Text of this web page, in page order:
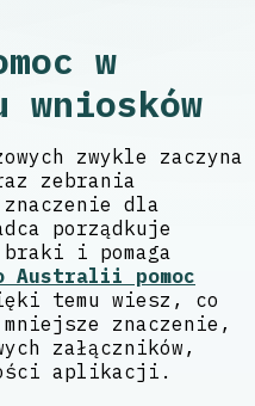
w
wniosków
zwykle zaczyna
zebrania
dla
porządkuje
braki i pomaga
Australii pomoc
temu wiesz, co
znaczenie,
załączników,
aplikacji.